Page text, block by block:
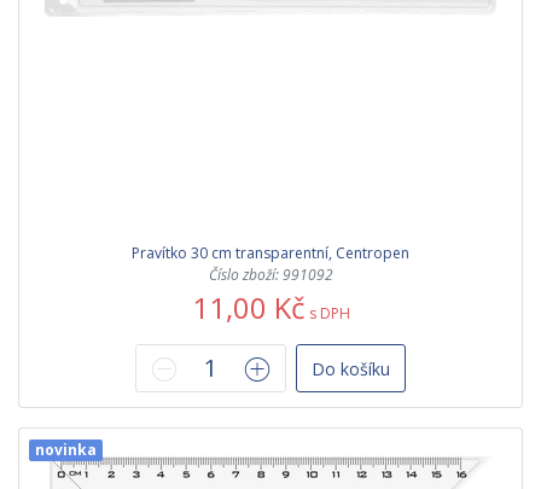
Pravítko 30 cm transparentní, Centropen
Číslo zboží: 991092
11,00 Kč s DPH
Do košíku
novinka